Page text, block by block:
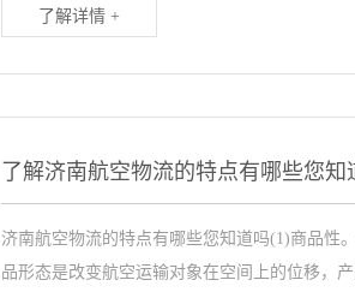
了解详情 +
了解济南航空物流的特点有哪些您知
济南航空物流的特点有哪些您知道吗(1)商品性
品形态是改变航空运输对象在空间上的位移，